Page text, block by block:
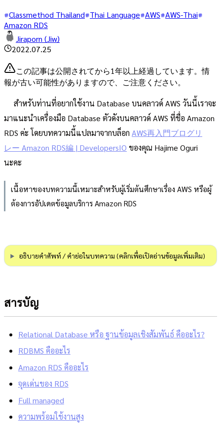
Classmethod Thailand Thai Language AWS AWS-Thai
Amazon RDS
Jiraporn (Jiw)
2022.07.25
この記事は公開されてから1年以上経過しています。情
報が古い可能性がありますので、ご注意ください。
สำหรับท่านที่อยากใช้งาน Database บนคลาวด์ AWS วันนี้เราจะ
มาแนะนำเครื่องมือ Database ตัวดังบนคลาวด์ AWS ที่ชื่อ Amazon
RDS ค่ะ โดยบทความนี้แปลมาจากบล็อก AWS再入門ブログリ
レー Amazon RDS編 | DevelopersIO ของคุณ Hajime Oguri
นะคะ
เนื้อหาของบทความนี้เหมาะสำหรับผู้เริ่มต้นศึกษาเรื่อง AWS หรือผู้
ต้องการอัปเดตข้อมูลบริการ Amazon RDS
อธิบายคำศัพท์ / คำย่อในบทความ (คลิกเพื่อเปิดอ่านข้อมูลเพิ่มเติม)
สารบัญ
Relational Database หรือ ฐานข้อมูลเชิงสัมพันธ์ คืออะไร?
RDBMS คืออะไร
Amazon RDS คืออะไร
จุดเด่นของ RDS
Full managed
ความพร้อมใช้งานสูง